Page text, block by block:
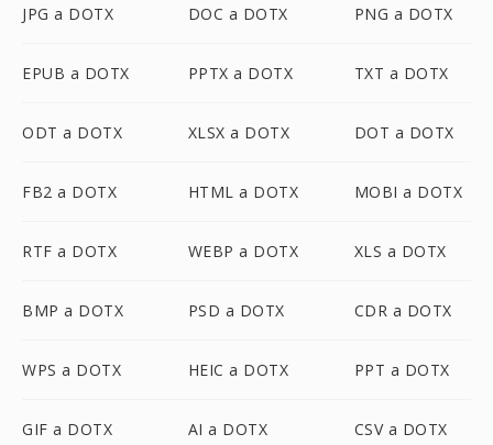
JPG a DOTX DOC a DOTX PNG a DOTX
EPUB a DOTX PPTX a DOTX TXT a DOTX
ODT a DOTX XLSX a DOTX DOT a DOTX
FB2 a DOTX HTML a DOTX MOBI a DOTX
RTF a DOTX WEBP a DOTX XLS a DOTX
BMP a DOTX PSD a DOTX CDR a DOTX
WPS a DOTX HEIC a DOTX PPT a DOTX
GIF a DOTX AI a DOTX CSV a DOTX